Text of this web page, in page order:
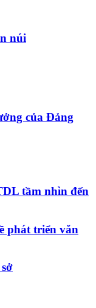
núi
của Đảng
tầm nhìn đến
phát triển văn